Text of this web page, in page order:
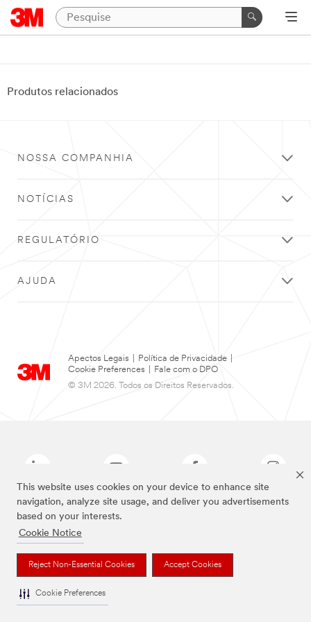
This website uses cookies on your device to enhance site
navigation, analyze site usage, and deliver you advertisements
based on your interests.
Cookie Notice
Reject Non-Essential Cookies Accept Cookies
Cookie Preferences
Produtos relacionados
NOSSA COMPANHIA
NOTÍCIAS
REGULATÓRIO
AJUDA
Apectos Legais Política de Privacidade
Cookie Preferences
Fale com o DPO
© 3M 2026. Todos os Direitos Reservados.
As marcas listadas a cima são marcas comerciais da 3M.